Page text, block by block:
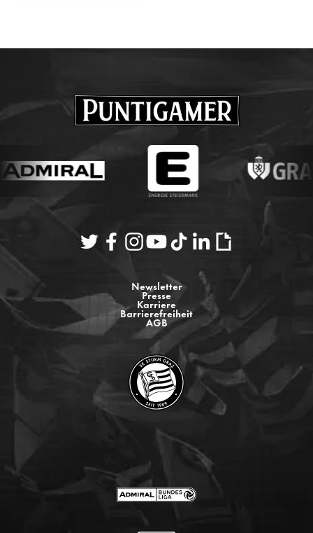
Newsletter
Presse
Karriere
Barrierefreiheit
AGB